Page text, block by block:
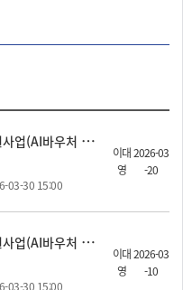
2
026년「AI 통합 바우처 지원사업(AI바우처 지원사업)」모집 수정공고(공급기업 POOL 최종)
03-30 15:00
이대
영
2026-03
-20
2
026년「AI 통합 바우처 지원사업(AI바우처 지원사업)」모집 수정공고
03-30 15:00
이대
영
2026-03
-10